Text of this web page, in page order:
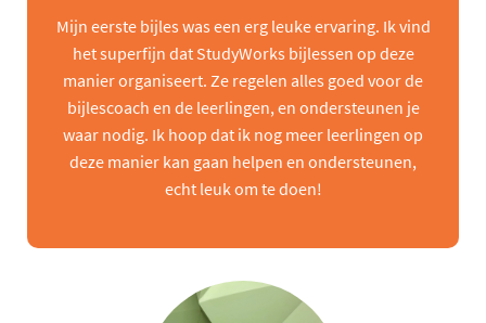
Mijn eerste bijles was een erg leuke ervaring. Ik vind
het superfijn dat StudyWorks bijlessen op deze
manier organiseert. Ze regelen alles goed voor de
bijlescoach en de leerlingen, en ondersteunen je
waar nodig. Ik hoop dat ik nog meer leerlingen op
deze manier kan gaan helpen en ondersteunen,
echt leuk om te doen!